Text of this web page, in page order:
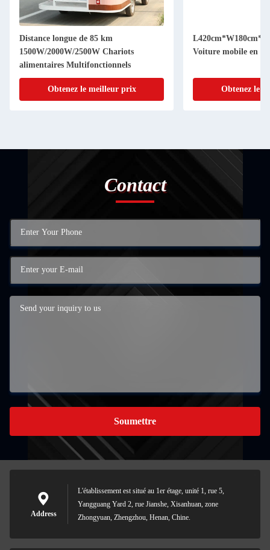
Distance longue de 85 km
1500W/2000W/2500W Chariots
alimentaires Multifonctionnels
Obtenez le meilleur prix
Voiture mobile en
Obtenez le
Contact
Soumettre
Address
L'établissement est situé au 1er étage, unité 1, rue 5,
Yangguang Yard 2, rue Jianshe, Xisanhuan, zone
Zhongyuan, Zhengzhou, Henan, Chine.